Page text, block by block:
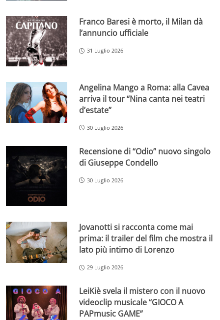
Franco Baresi è morto, il Milan dà
l’annuncio ufficiale
31 Luglio 2026
Angelina Mango a Roma: alla Cavea
arriva il tour “Nina canta nei teatri
d’estate”
30 Luglio 2026
Recensione di “Odio” nuovo singolo
di Giuseppe Condello
30 Luglio 2026
Jovanotti si racconta come mai
prima: il trailer del film che mostra il
lato più intimo di Lorenzo
29 Luglio 2026
LeiKiè svela il mistero con il nuovo
videoclip musicale “GIOCO A
PAPmusic GAME”